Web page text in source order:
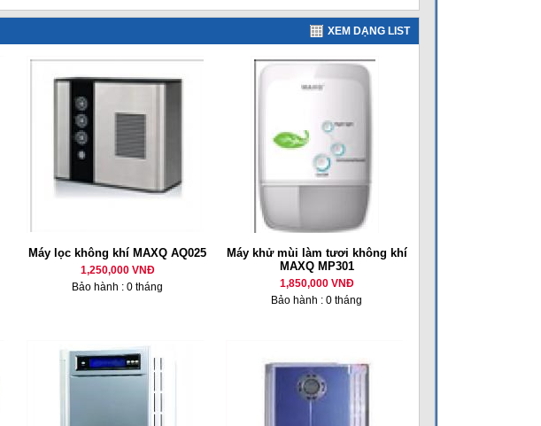
XEM DẠNG LIST
Máy lọc không khí MAXQ AQ025
1,250,000 VNĐ
Bảo hành : 0 tháng
Máy khử mùi làm tươi không khí
MAXQ MP301
1,850,000 VNĐ
Bảo hành : 0 tháng